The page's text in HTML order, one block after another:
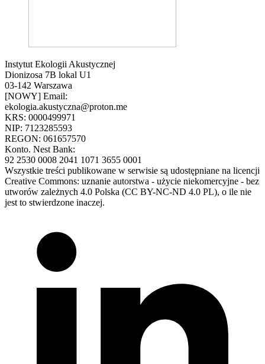
Instytut Ekologii Akustycznej
Dionizosa 7B lokal U1
03-142 Warszawa
[NOWY] Email:
ekologia.akustyczna@proton.me
KRS: 0000499971
NIP: 7123285593
REGON: 061657570
Konto. Nest Bank:
92 2530 0008 2041 1071 3655 0001
Wszystkie treści publikowane w serwisie są udostępniane na licencji
Creative Commons: uznanie autorstwa - użycie niekomercyjne - bez
utworów zależnych 4.0 Polska (CC BY-NC-ND 4.0 PL), o ile nie
jest to stwierdzone inaczej.